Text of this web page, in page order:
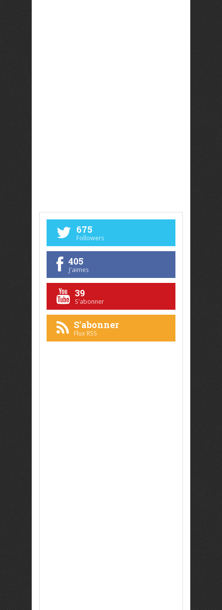
675
Followers
405
J'aimes
39
S'abonner
S'abonner
Flux RSS